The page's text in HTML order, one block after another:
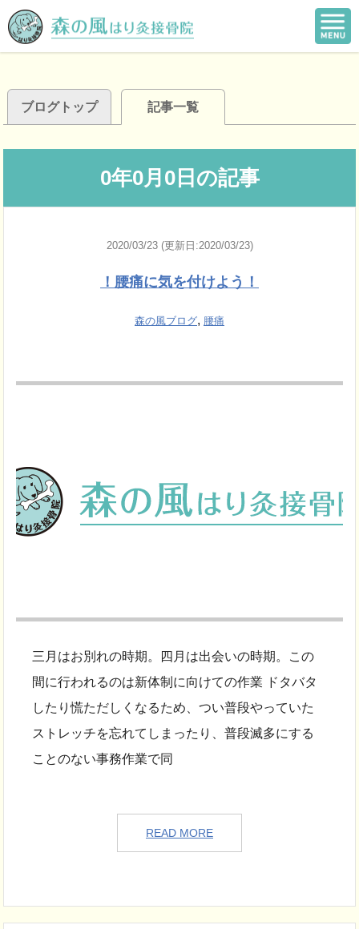
ブログトップ 記事一覧
0年0月0日の記事
2020/03/23 (更新日:2020/03/23)
！腰痛に気を付けよう！
森の風ブログ, 腰痛
三月はお別れの時期。四月は出会いの時期。この
間に行われるのは新体制に向けての作業 ドタバタ
したり慌ただしくなるため、つい普段やっていた
ストレッチを忘れてしまったり、普段滅多にする
ことのない事務作業で同
READ MORE